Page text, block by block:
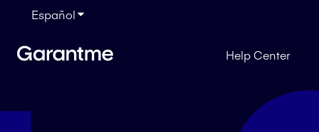
EspañolTraducciones de Mostrar submenú de
Help Center